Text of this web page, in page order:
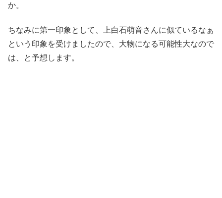
か。
ちなみに第一印象として、上白石萌音さんに似ているなぁ
という印象を受けましたので、大物になる可能性大なので
は、と予想します。